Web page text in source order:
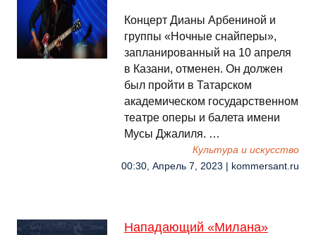
Концерт Дианы Арбениной и
группы «Ночные снайперы»,
запланированный на 10 апреля
в Казани, отменен. Он должен
был пройти в Татарском
академическом государственном
театре оперы и балета имени
Мусы Джалиля. …
Культура и искусство
00:30, Апрель 7, 2023 | kommersant.ru
Нападающий «Милана»